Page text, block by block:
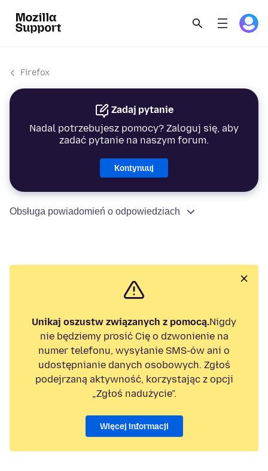
Firefox
Zadaj pytanie
Nadal potrzebujesz pomocy? Zaloguj się, aby
zadać pytanie na naszym forum.
Kontynuuj
Obsługa powiadomień o odpowiedziach
Unikaj oszustw związanych z pomocą.Nigdy
nie będziemy prosić Cię o dzwonienie na
numer telefonu, wysyłanie SMS-ów ani o
udostępnianie danych osobowych. Zgłoś
podejrzaną aktywność, korzystając z opcji
„Zgłoś nadużycie”.
Więcej informacji